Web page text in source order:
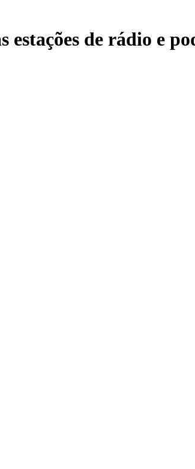
de rádio e